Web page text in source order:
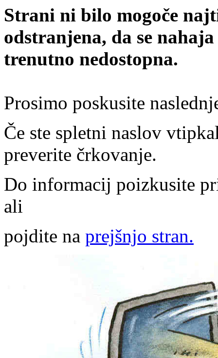
Strani ni bilo mogoče
odstranjena, da se
trenutno nedostopna.
Prosimo poskusite
Če ste spletni naslov
preverite črkovanje.
Do informacij poizkusite
ali
pojdite na prejšnjo stran.